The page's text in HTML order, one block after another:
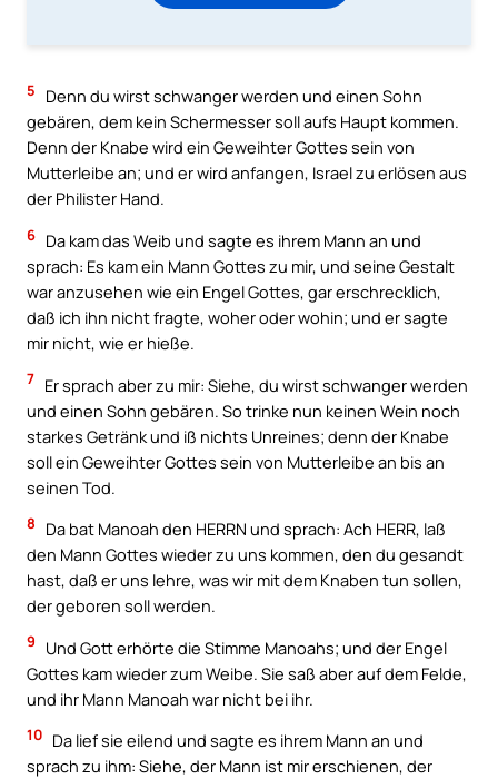
5
Denn du wirst schwanger werden und einen Sohn
gebären, dem kein Schermesser soll aufs Haupt kommen.
Denn der Knabe wird ein Geweihter Gottes sein von
Mutterleibe an; und er wird anfangen, Israel zu erlösen aus
der Philister Hand.
6 Da kam das Weib und sagte es ihrem Mann an und
sprach: Es kam ein Mann Gottes zu mir, und seine Gestalt
war anzusehen wie ein Engel Gottes, gar erschrecklich,
daß ich ihn nicht fragte, woher oder wohin; und er sagte
mir nicht, wie er hieße.
7 Er sprach aber zu mir: Siehe, du wirst schwanger werden
und einen Sohn gebären. So trinke nun keinen Wein noch
starkes Getränk und iß nichts Unreines; denn der Knabe
soll ein Geweihter Gottes sein von Mutterleibe an bis an
seinen Tod.
8
Da bat Manoah den HERRN und sprach: Ach HERR, laß
den Mann Gottes wieder zu uns kommen, den du gesandt
hast, daß er uns lehre, was wir mit dem Knaben tun sollen,
der geboren soll werden.
9
Und Gott erhörte die Stimme Manoahs; und der Engel
Gottes kam wieder zum Weibe. Sie saß aber auf dem Felde,
und ihr Mann Manoah war nicht bei ihr.
10 Da lief sie eilend und sagte es ihrem Mann an und
sprach zu ihm: Siehe, der Mann ist mir erschienen, der